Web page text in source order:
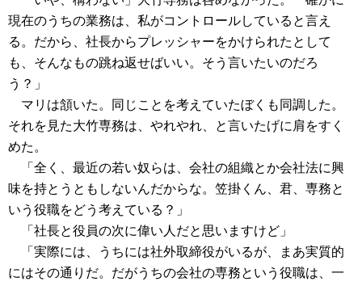
現在のうちの業務は、私がコントロールしていると言え
る。だから、社長からプレッシャーをかけられたとして
も、そんなもの跳ね返せばいい。そう言いたいのだろ
う？」
マリは頷いた。同じことを考えていたぼくも同調した。
それを見た大竹専務は、やれやれ、と言いたげに肩をすく
めた。
「全く、最近の若い奴らは、会社の組織とか会社法に興
味を持とうともしないんだからな。笠掛くん、君、専務と
いう役職をどう考えている？」
「社長と役員の次に偉い人だと思いますけど」
「実際には、うちには社外取締役がいるが、まあ実質的
にはその通りだ。だがうちの会社の専務という役職は、一